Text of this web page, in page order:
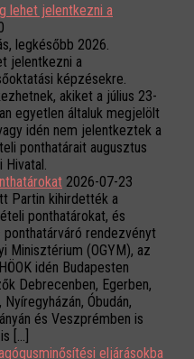
lehet jelentkezni a
legkésőbb 2026.
jelentkezni a
képzésekre.
akiket a július 23-
egyetlen általuk megjelölt
idén nem jelentkeztek a
ponthatárait augusztus
Hivatal.
2026-07-23
Partin kihirdették a
ponthatárokat, és
rendezvényt
Minisztérium (OGYM), az
idén Budapesten
Debrecenben, Egerben,
Óbudán,
és Veszprémben is
[…]
eljárásokba